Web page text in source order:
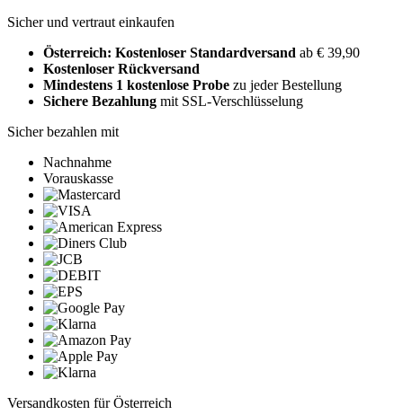
Sicher und vertraut einkaufen
Österreich: Kostenloser Standardversand ab € 39,90
Kostenloser Rückversand
Mindestens 1 kostenlose Probe zu jeder Bestellung
Sichere Bezahlung mit SSL-Verschlüsselung
Sicher bezahlen mit
Nachnahme
Vorauskasse
Versandkosten für Österreich